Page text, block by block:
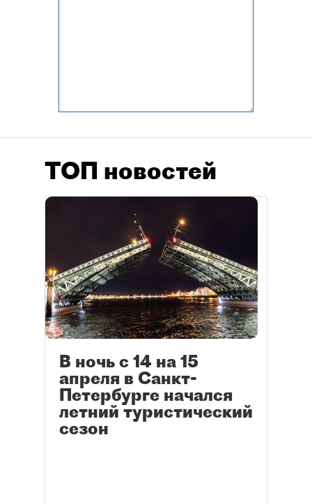
ТОП новостей
В ночь с 14 на 15
апреля в Санкт-
Петербурге начался
летний туристический
сезон